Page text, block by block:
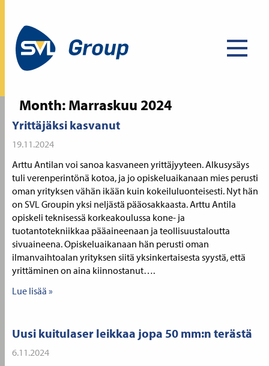
Month: Marraskuu 2024
Yrittäjäksi kasvanut
19.11.2024
Arttu Antilan voi sanoa kasvaneen yrittäjyyteen. Alkusysäys
tuli verenperintönä kotoa, ja jo opiskeluaikanaan mies perusti
oman yrityksen vähän ikään kuin kokeiluluonteisesti. Nyt hän
on SVL Groupin yksi neljästä pääosakkaasta. Arttu Antila
opiskeli teknisessä korkeakoulussa kone- ja
tuotantotekniikkaa pääaineenaan ja teollisuustaloutta
sivuaineena. Opiskeluaikanaan hän perusti oman
ilmanvaihtoalan yrityksen siitä yksinkertaisesta syystä, että
yrittäminen on aina kiinnostanut….
Lue lisää »
Uusi kuitulaser leikkaa jopa 50 mm:n terästä
6.11.2024